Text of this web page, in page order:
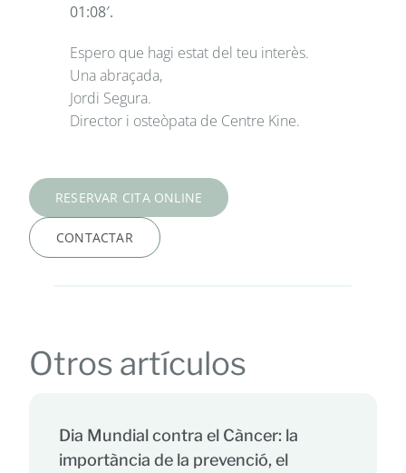
01:08′.
Espero que hagi estat del teu interès.
Una abraçada,
Jordi Segura.
Director i osteòpata de Centre Kine.
RESERVAR CITA ONLINE
CONTACTAR
Otros artículos
Dia Mundial contra el Càncer: la
importància de la prevenció, el